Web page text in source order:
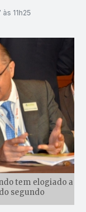
11h25
tem elogiado a
segundo